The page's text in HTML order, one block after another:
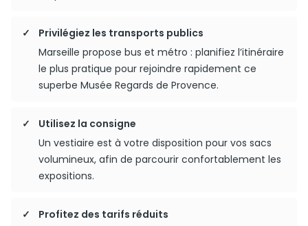
Privilégiez les transports publics
Marseille propose bus et métro : planifiez l’itinéraire
le plus pratique pour rejoindre rapidement ce
superbe Musée Regards de Provence.
Utilisez la consigne
Un vestiaire est à votre disposition pour vos sacs
volumineux, afin de parcourir confortablement les
expositions.
Profitez des tarifs réduits